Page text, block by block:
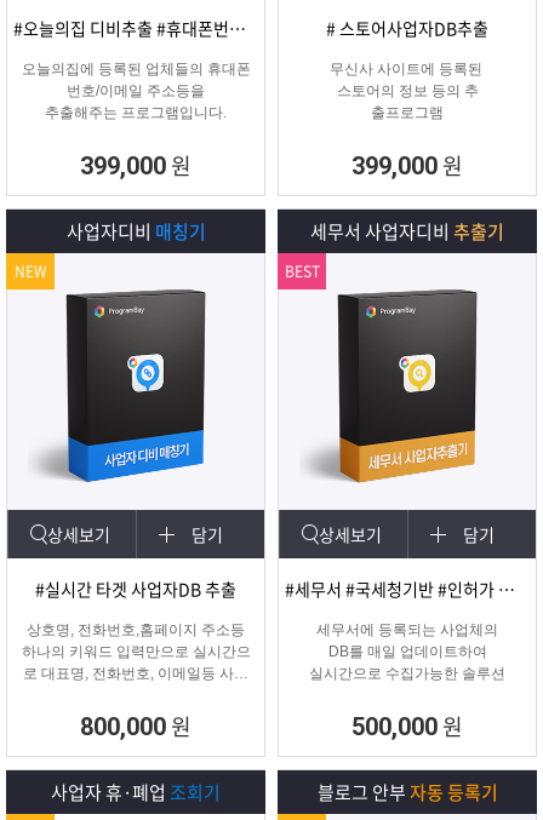
#오늘의집 디비추출 #휴대폰번호/이메일
오늘의집에 등록된 업체들의 휴대폰
번호/이메일 주소등을
추출해주는 프로그램입니다.
399,000 원
# 스토어사업자DB추출
무신사 사이트에 등록된
스토어의 정보 등의 추
출프로그램
399,000 원
사업자디비 매칭기
상세보기 담기
#실시간 타겟 사업자DB 추출
상호명, 전화번호,홈페이지 주소등
하나의 키워드 입력만으로 실시간으
로 대표명, 전화번호, 이메일등 사업
800,000 원
NEW
세무서 사업자디비 추출기
상세보기 담기
#세무서 #국세청기반 #인허가 개업·신규 사업자디비
세무서에 등록되는 사업체의
DB를 매일 업데이트하여
실시간으로 수집가능한 솔루션
500,000 원
BEST
사업자 휴·폐업 조회기 블로그 안부자동 등록기